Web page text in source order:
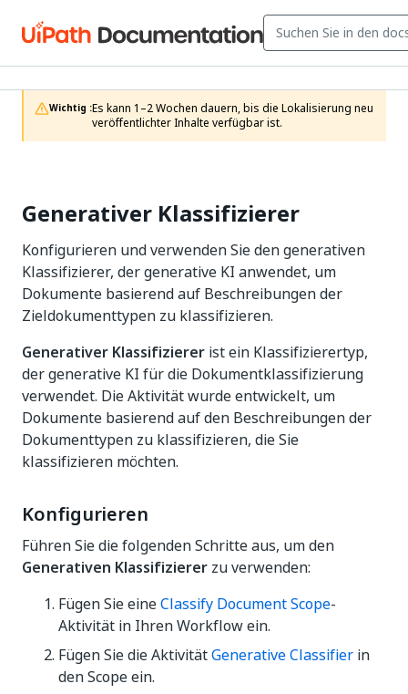
Wichtig :Es kann 1–2 Wochen dauern, bis die Lokalisierung neu
veröffentlichter Inhalte verfügbar ist.
Generativer Klassifizierer
Konfigurieren und verwenden Sie den generativen
Klassifizierer, der generative KI anwendet, um
Dokumente basierend auf Beschreibungen der
Zieldokumenttypen zu klassifizieren.
Generativer Klassifizierer ist ein Klassifizierertyp,
der generative KI für die Dokumentklassifizierung
verwendet. Die Aktivität wurde entwickelt, um
Dokumente basierend auf den Beschreibungen der
Dokumenttypen zu klassifizieren, die Sie
klassifizieren möchten.
Konfigurieren
Führen Sie die folgenden Schritte aus, um den
Generativen Klassifizierer zu verwenden:
Fügen Sie eineClassify Document Scope-
Aktivität in Ihren Workflow ein.
Fügen Sie die AktivitätGenerative Classifier in
den Scope ein.